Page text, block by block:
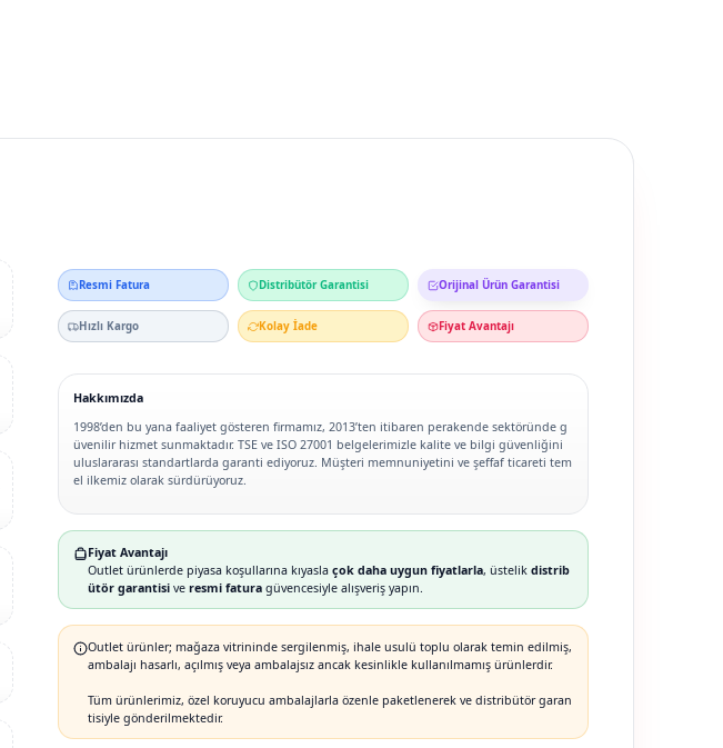
Resmi Fatura Distribütör Garantisi Orijinal Ürün Garantisi
Hızlı Kargo Kolay İade Fiyat Avantajı
Hakkımızda
1998’den bu yana faaliyet gösteren firmamız, 2013’ten itibaren perakende sektöründe g
üvenilir hizmet sunmaktadır. TSE ve ISO 27001 belgelerimizle kalite ve bilgi güvenliğini
uluslararası standartlarda garanti ediyoruz. Müşteri memnuniyetini ve şeffaf ticareti tem
el ilkemiz olarak sürdürüyoruz.
Fiyat Avantajı
Outlet ürünlerde piyasa koşullarına kıyasla çok daha uygun fiyatlarla, üstelik distrib
ütör garantisive resmi faturagüvencesiyle alışveriş yapın.
Outlet ürünler; mağaza vitrininde sergilenmiş, ihale usulü toplu olarak temin edilmiş,
ambalajı hasarlı, açılmış veya ambalajsız ancak kesinlikle kullanılmamış ürünlerdir.
Tüm ürünlerimiz, özel koruyucu ambalajlarla özenle paketlenerek ve distribütör garan
tisiyle gönderilmektedir.